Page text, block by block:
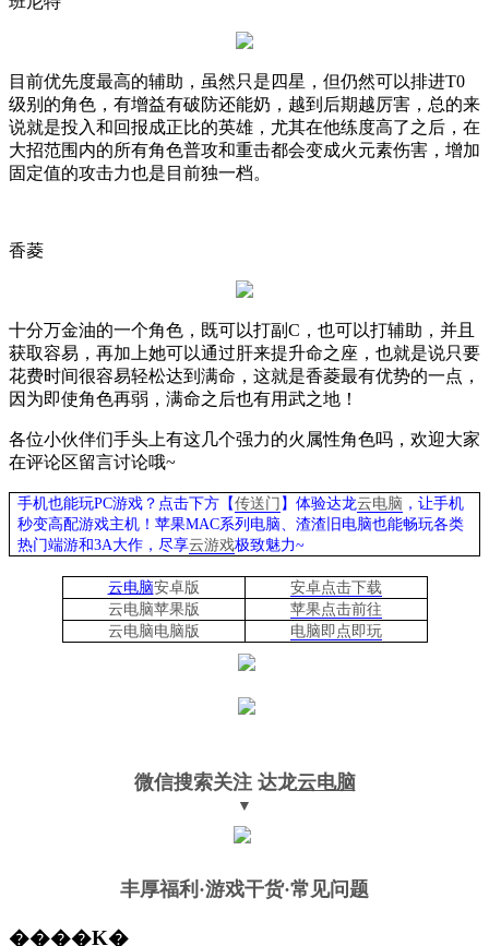
目前优先度最高的辅助，虽然只是四星，但仍然可以排进T0
级别的角色，有增益有破防还能奶，越到后期越厉害，总的来
说就是投入和回报成正比的英雄，尤其在他练度高了之后，在
大招范围内的所有角色普攻和重击都会变成火元素伤害，增加
固定值的攻击力也是目前独一档。
香菱
十分万金油的一个角色，既可以打副 C ，也可以打辅助，并且
获取容易，再加上她可以通过肝来提升命之座，也就是说只要
花费时间很容易轻松达到满命，这就是香菱最有优势的一点，
因为即使角色再弱，满命之后也有用武之地！
各位小伙伴们手头上有这几个强力的火属性角色吗，欢迎大家
在评论区留言讨论哦~
手机也能玩PC游戏？点击下方【传送门 】体验达龙云电脑 ，让手机
秒变高配游戏主机 ！苹果MAC系列电脑、渣渣旧电脑也能畅玩各类
热门端游和3A大作， 尽享云游戏极致魅力~
云电脑安卓版
安卓点击下载
云电脑苹果版
苹果点击前往
云电脑电脑 版 电脑即点即玩
微信搜索关注 达龙云电脑
▼
丰厚福利 ·游戏干货·常见问题
����Ķ�